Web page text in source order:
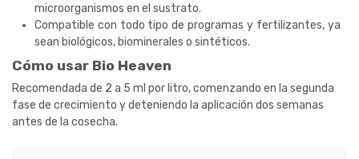
microorganismos en el sustrato.
Compatible con todo tipo de programas y fertilizantes, ya
sean biológicos, biominerales o sintéticos.
Cómo usar Bio Heaven
Recomendada de 2 a 5 ml por litro, comenzando en la segunda
fase de crecimiento y deteniendo la aplicación dos semanas
antes de la cosecha.